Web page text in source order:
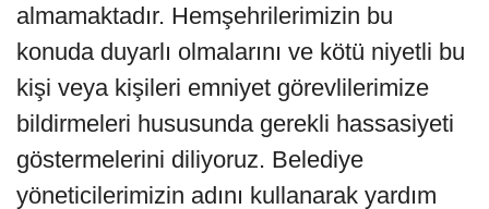
almamaktadır. Hemşehrilerimizin bu
konuda duyarlı olmalarını ve kötü niyetli bu
kişi veya kişileri emniyet görevlilerimize
bildirmeleri hususunda gerekli hassasiyeti
göstermelerini diliyoruz. Belediye
yöneticilerimizin adını kullanarak yardım